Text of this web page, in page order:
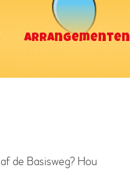
Arrangementen
de Basisweg? Hou